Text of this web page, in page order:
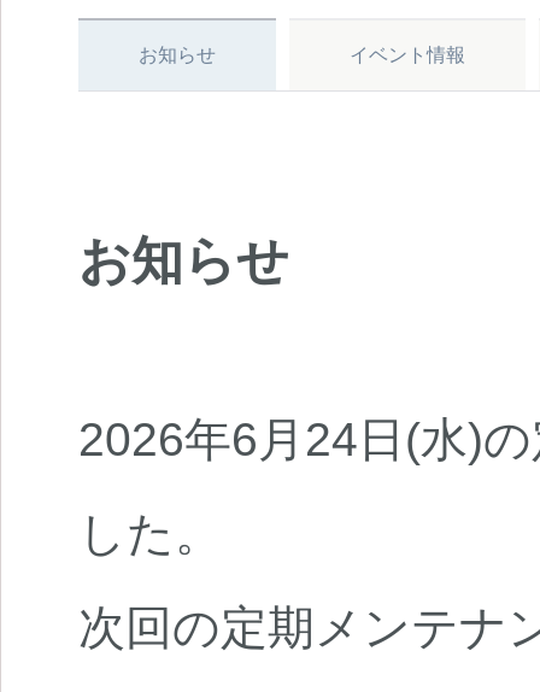
お知らせ イベント情報
お知らせ
2026年6月24日(水)
した。
次回の定期メンテナ